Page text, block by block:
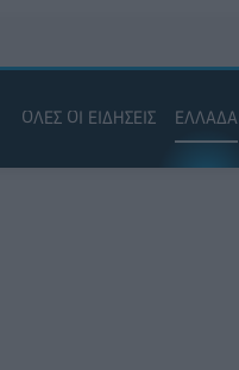
ΟΛΕΣ ΟΙ ΕΙΔΗΣΕΙΣ ΕΛΛΑΔΑ